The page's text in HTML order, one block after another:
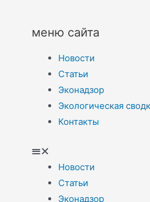
меню сайта
Новости
Статьи
Эконадзор
Экологическая
Контакты
Новости
Статьи
Эконадзор